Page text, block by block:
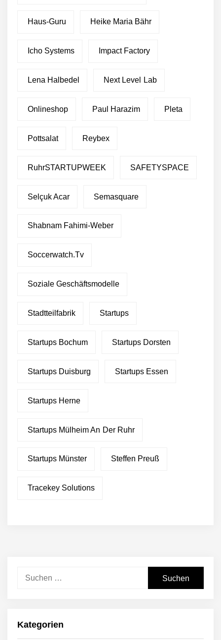
Haus-Guru Heike Maria Bähr
Icho Systems Impact Factory
Lena Halbedel Next Level Lab
Onlineshop Paul Harazim Pleta
Pottsalat Reybex
RuhrSTARTUPWEEK SAFETYSPACE
Selçuk Acar Semasquare
Shabnam Fahimi-Weber
Soccerwatch.tv
Soziale Geschäftsmodelle
Stadtteilfabrik Startups
Startups Bochum Startups Dorsten
Startups Duisburg Startups Essen
Startups Herne
Startups Mülheim An Der Ruhr
Startups Münster Steffen Preuß
Tracekey Solutions
Kategorien